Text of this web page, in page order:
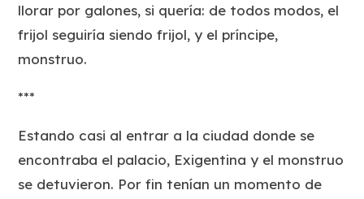
llorar por galones, si quería: de todos modos, el
frijol seguiría siendo frijol, y el príncipe,
monstruo.
***
Estando casi al entrar a la ciudad donde se
encontraba el palacio, Exigentina y el monstruo
se detuvieron. Por fin tenían un momento de